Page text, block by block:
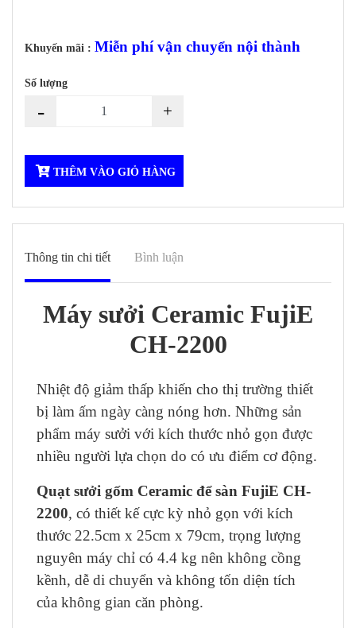
Khuyến mãi : Miễn phí vận chuyển nội thành
Số lượng
- +
THÊM VÀO GIỎ HÀNG
Thông tin chi tiết Bình luận
Máy sưởi Ceramic FujiE
CH-2200
Nhiệt độ giảm thấp khiến cho thị trường thiết
bị làm ấm ngày càng nóng hơn. Những sản
phẩm máy sưởi với kích thước nhỏ gọn được
nhiều người lựa chọn do có ưu điểm cơ động.
Quạt sưởi gốm Ceramic để sàn FujiE CH-
2200, có thiết kế cực kỳ nhỏ gọn với kích
thước 22.5cm x 25cm x 79cm, trọng lượng
nguyên máy chỉ có 4.4 kg nên không cồng
kềnh, dễ di chuyển và không tốn diện tích
của không gian căn phòng.